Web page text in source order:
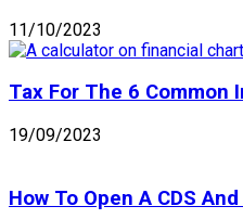
11/10/2023
Tax For The 6 Common
19/09/2023
How To Open A CDS